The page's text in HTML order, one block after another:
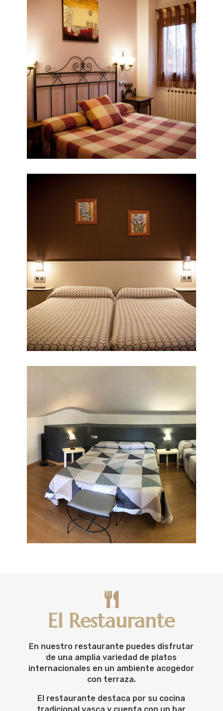

El Restaurante
En nuestro restaurante puedes disfrutar
de una amplia variedad de platos
internacionales en un ambiente acogedor
con terraza.
El restaurante destaca por su cocina